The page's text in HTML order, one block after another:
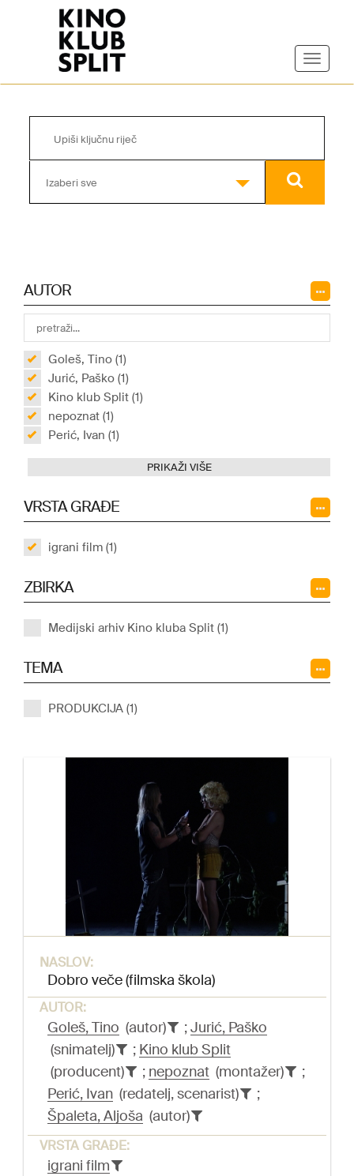
Izaberi sve
AUTOR
Goleš, Tino (1)
Jurić, Paško (1)
Kino klub Split (1)
nepoznat (1)
Perić, Ivan (1)
PRIKAŽI VIŠE
VRSTA GRAĐE
igrani film (1)
ZBIRKA
Medijski arhiv Kino kluba Split (1)
TEMA
PRODUKCIJA (1)
NASLOV:
Dobro veče (filmska škola)
AUTOR:
Goleš, Tino (autor) ;Jurić, Paško
(snimatelj)
; Kino klub Split
(producent)
; nepoznat (montažer)
;
Perić, Ivan (redatelj, scenarist)
;
Špaleta, Aljoša (autor)
VRSTA GRAĐE:
igrani film